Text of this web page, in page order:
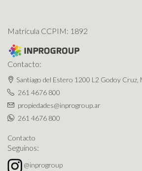
Matrícula CCPIM: 1892
Contacto:
Santiago del Estero 1200 L2 Godoy Cruz,
261 4676 800
propiedades@inprogroup.ar
261 4676 800
Contacto
Seguinos:
@inprogroup